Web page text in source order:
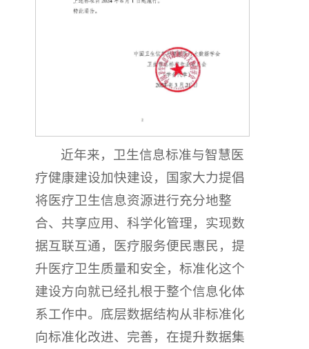
近年来，卫生信息标准与智慧医
疗健康建设加快建设，国家大力提倡
将医疗卫生信息资源进行充分地整
合、共享应用、科学化管理，实现数
据互联互通，医疗服务便民惠民，提
升医疗卫生质量和安全，标准化这个
建设方向就已经扎根于整个信息化体
系工作中。底层数据结构从非标准化
向标准化改进、完善，在提升数据集